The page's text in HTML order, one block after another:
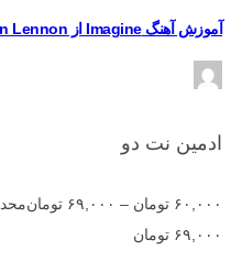
آموزش آهنگ Imagine از John Lennon با پیانو
ادمین نت دو
۶۰,۰۰۰ تومان – ۶۹,۰۰۰ تومان
۶۹,۰۰۰ تومان